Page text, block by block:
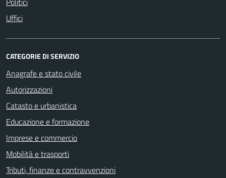
Uffici
CATEGORIE DI SERVIZIO
Anagrafe e stato civile
Autorizzazioni
Catasto e urbanistica
Educazione e formazione
Imprese e commercio
Mobilità e trasporti
Tributi, finanze e contravvenzioni